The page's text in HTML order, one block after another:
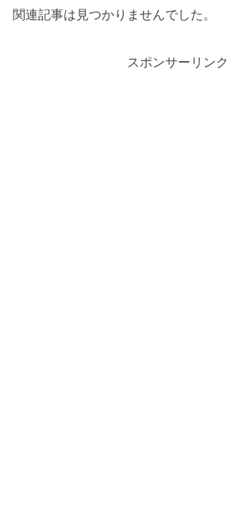
関連記事は見つかりませんでした。
スポンサーリンク